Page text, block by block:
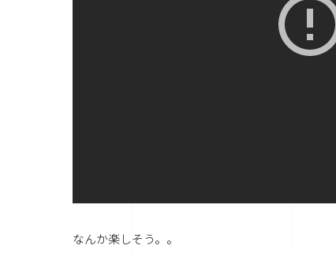
なんか楽しそう。。